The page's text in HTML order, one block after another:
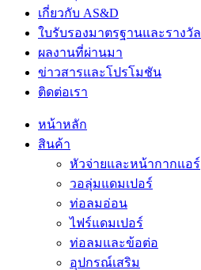
เกี่ยวกับ AS&D
ใบรับรองมาตรฐานและรางวัล
ผลงานที่ผ่านมา
ข่าวสารและโปรโมชัน
ติดต่อเรา
หน้าหลัก
สินค้า
หัวจ่ายและหน้ากากแอร์
วอลุ่มแดมเปอร์
ท่อลมอ่อน
ไฟร์แดมเปอร์
ท่อลมและข้อต่อ
อุปกรณ์เสริม